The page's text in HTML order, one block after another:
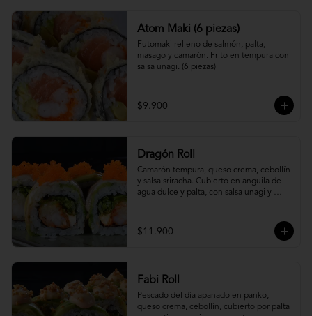
Atom Maki (6 piezas)
Futomaki relleno de salmón, palta,
masago y camarón. Frito en tempura con
salsa unagi. (6 piezas)
$9.900
Dragón Roll
Camarón tempura, queso crema, cebollín
y salsa sriracha. Cubierto en anguila de
agua dulce y palta, con salsa unagi y
$11.900
Fabi Roll
Pescado del día apanado en panko,
queso crema, cebollín, cubierto por palta